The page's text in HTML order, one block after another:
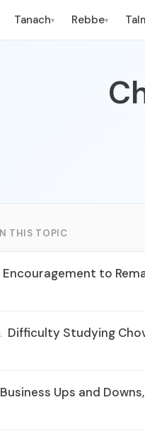
Tanach▾ Rebbe▾
THIS TOPIC
Encouragement to
Difficulty Studying
Business Ups and